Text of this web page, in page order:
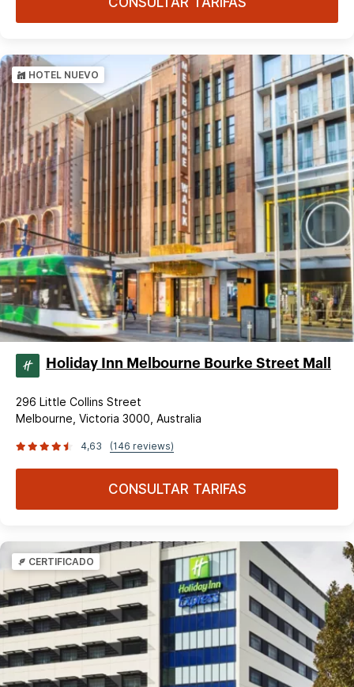
HOTEL NUEVO
Holiday Inn Melbourne Bourke Street Mall
296 Little Collins Street
Melbourne, Victoria 3000, Australia
4,63 (146 reviews)
CONSULTAR TARIFAS
CERTIFICADO